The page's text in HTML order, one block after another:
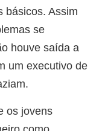
básicos. Assim
se
houve saída a
um executivo de
os jovens